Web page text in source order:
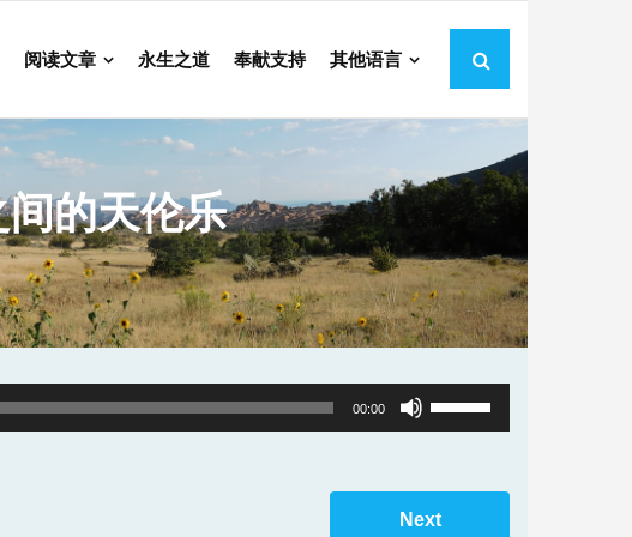
阅读文章 永生之道 奉献支持 其他语言
的天伦乐
00:00
Use
Up/Down
to
Next